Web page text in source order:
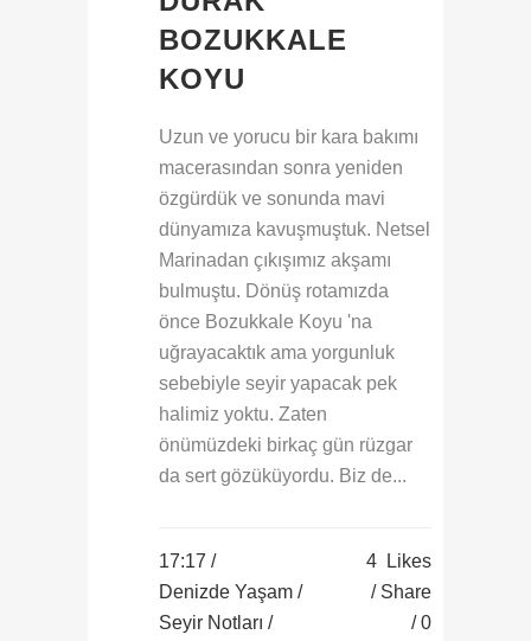
BOZUKKALE
KOYU
Uzun ve yorucu bir kara bakımı
macerasından sonra yeniden
özgürdük ve sonunda mavi
dünyamıza kavuşmuştuk. Netsel
Marinadan çıkışımız akşamı
bulmuştu. Dönüş rotamızda
önce Bozukkale Koyu 'na
uğrayacaktık ama yorgunluk
sebebiyle seyir yapacak pek
halimiz yoktu. Zaten
önümüzdeki birkaç gün rüzgar
da sert gözüküyordu. Biz de...
17:17 /
Denizde Yaşam /
Seyir Notları /
4
Likes
Share
0